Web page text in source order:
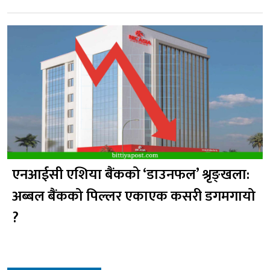
एनआईसी एशिया बैंकको ‘डाउनफल’ श्रृङ्खला:
अब्बल बैंकको पिल्लर एकाएक कसरी डगमगायो
?